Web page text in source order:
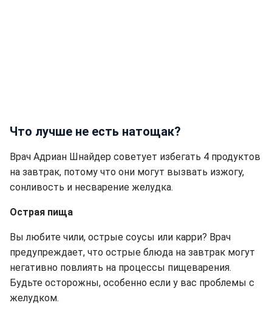
Что лучше не есть натощак?
Врач Адриан Шнайдер советует избегать 4 продуктов
на завтрак, потому что они могут вызвать изжогу,
сонливость и несварение желудка.
Острая пища
Вы любите чили, острые соусы или карри? Врач
предупреждает, что острые блюда на завтрак могут
негативно повлиять на процессы пищеварения.
Будьте осторожны, особенно если у вас проблемы с
желудком.